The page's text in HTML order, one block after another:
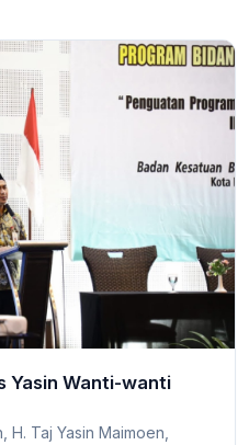
Yasin Wanti-wanti
H. Taj Yasin Maimoen,